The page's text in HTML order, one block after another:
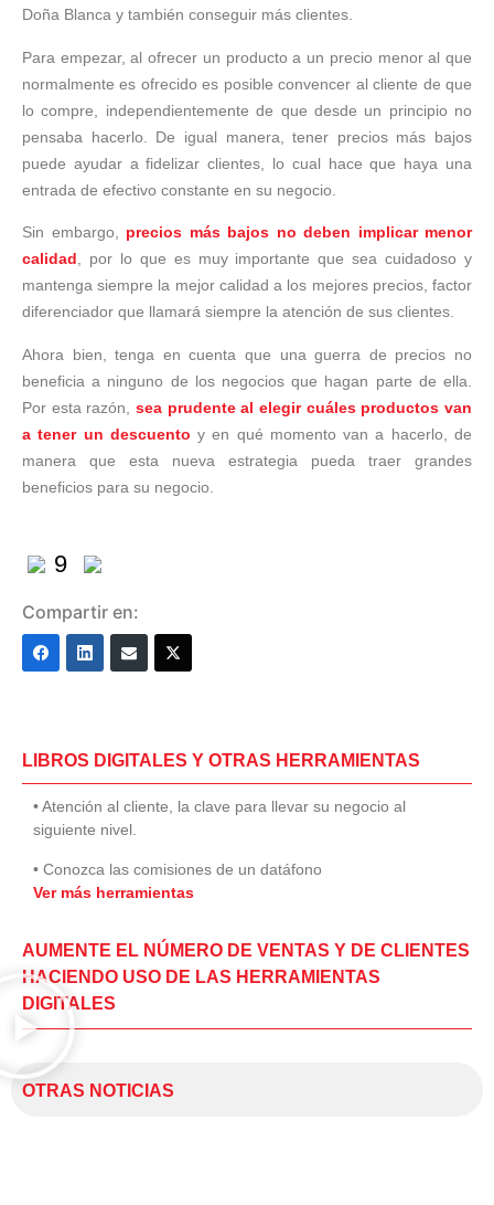
Doña Blanca y también conseguir más clientes.
Para empezar, al ofrecer un producto a un precio menor al que
normalmente es ofrecido es posible convencer al cliente de que
lo compre, independientemente de que desde un principio no
pensaba hacerlo. De igual manera, tener precios más bajos
puede ayudar a fidelizar clientes, lo cual hace que haya una
entrada de efectivo constante en su negocio.
Sin embargo, precios más bajos no deben implicar menor
calidad , por lo que es muy importante que sea cuidadoso y
mantenga siempre la mejor calidad a los mejores precios, factor
diferenciador que llamará siempre la atención de sus clientes.
Ahora bien, tenga en cuenta que una guerra de precios no
beneficia a ninguno de los negocios que hagan parte de ella.
Por esta razón, sea prudente al elegir cuáles productos van
a tener un descuento y en qué momento van a hacerlo, de
manera que esta nueva estrategia pueda traer grandes
beneficios para su negocio.
9
Compartir en:
LIBROS DIGITALES Y OTRAS HERRAMIENTAS
• Atención al cliente, la clave para llevar su negocio al
siguiente nivel.
• Conozca las comisiones de un datáfono
Ver más herramientas
AUMENTE EL NÚMERO DE VENTAS Y DE CLIENTES
HACIENDO USO DE LAS HERRAMIENTAS
DIGITALES
OTRAS NOTICIAS